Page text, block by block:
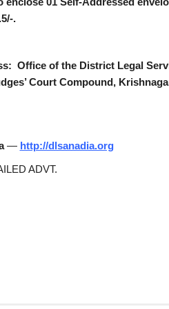
.
Office of the District Legal
Court Compound,
— http://dlsanadia.org
ADVT.